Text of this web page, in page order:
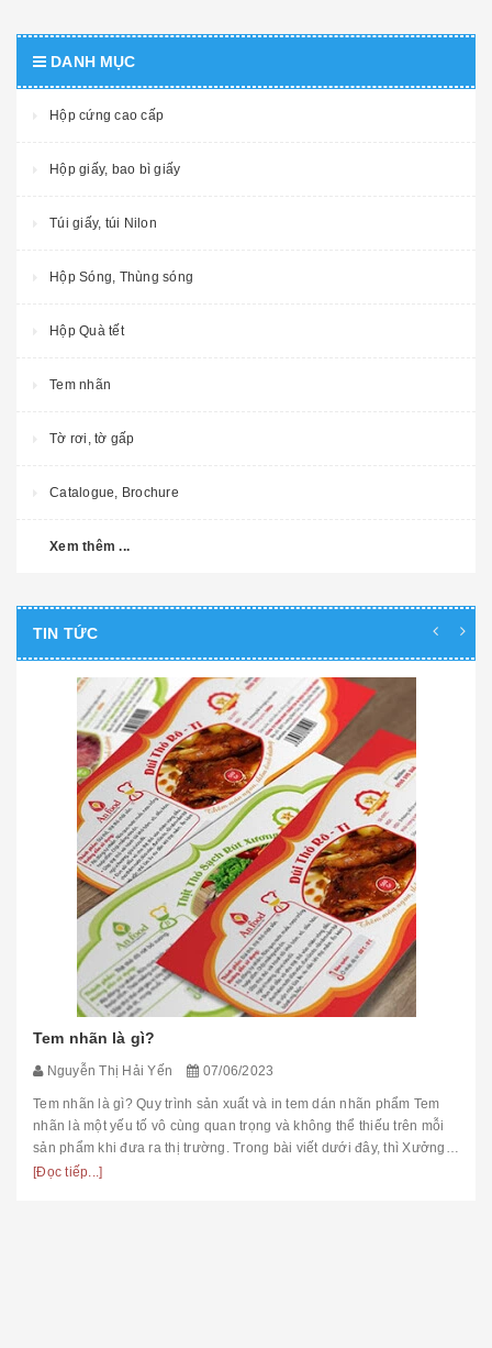
DANH MỤC
Hộp cứng cao cấp
Hộp giấy, bao bì giấy
Túi giấy, túi Nilon
Hộp Sóng, Thùng sóng
Hộp Quà tết
Tem nhãn
Tờ rơi, tờ gấp
Catalogue, Brochure
Xem thêm ...
TIN TỨC
Tem nhãn là gì?
Nguyễn Thị Hải Yến 07/06/2023
Tem nhãn là gì? Quy trình sản xuất và in tem dán nhãn phẩm Tem
nhãn là một yếu tố vô cùng quan trọng và không thể thiếu trên mỗi
sản phẩm khi đưa ra thị trường. Trong bài viết dưới đây, thì Xưởng
i...
[Đọc tiếp...]